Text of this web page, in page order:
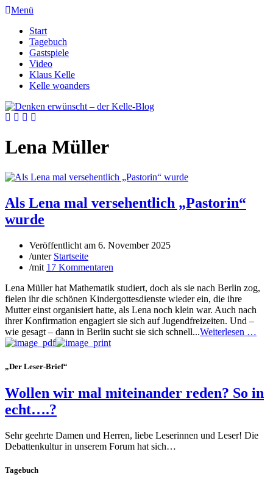
Menü
Start
Tagebuch
Gastspiele
Video
Klaus Kelle
Kelle woanders
Lena Müller
Als Lena mal versehentlich „Pastorin“
wurde
Veröffentlicht am 6. November 2025
/unter Startseite
/mit 17 Kommentaren
Lena Müller hat Mathematik studiert, doch als sie nach Berlin zog,
fielen ihr die schönen Kindergottesdienste wieder ein, die ihre
Mutter einst organisiert hatte, als Lena noch klein war. Auch nach
ihrer Konfirmation engagiert sie sich auf Jugendfreizeiten. Und –
wie gesagt – dann in Berlin sucht sie sich schnell...Weiterlesen …
„Der Leser-Brief“
Wollen wir mal miteinander reden? So in
echt….?
Sehr geehrte Damen und Herren, liebe Leserinnen und Leser! Die
Debattenkultur in unserem Forum hat sich…
Tagebuch